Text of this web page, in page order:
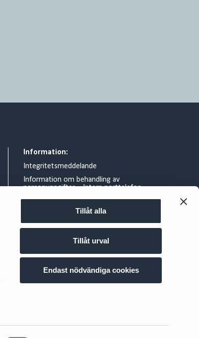
Tillåt alla
Tillåt urval
Endast nödvändiga cookies
Information:
Integritetsmeddelande
Information om behandling av
personuppgifter – Intern porttelefon
Allmänna villkor
Rättsligt meddelande
Information om gränsöverskridande
skattearrangemang